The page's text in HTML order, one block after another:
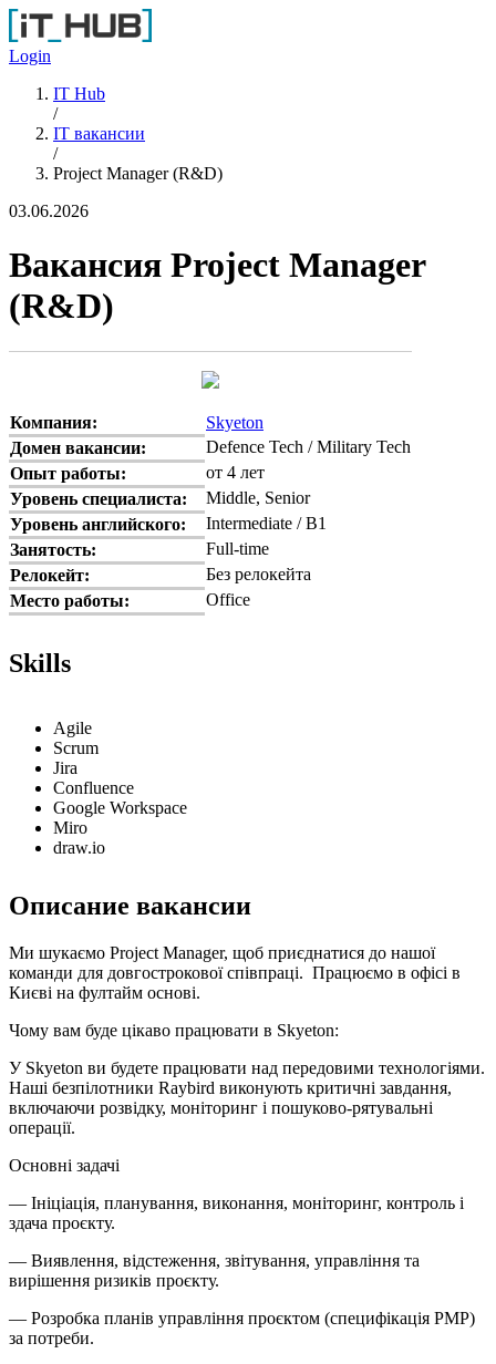
Перейти к основному содержанию
Login
IT Hub
/
IT вакансии
/
Project Manager (R&D)
03.06.2026
Вакансия Project Manager
(R&D)
Компания:
Skyeton
Домен вакансии:
Defence Tech / Military Tech
Опыт работы:
от 4 лет
Уровень специалиста:
Middle, Senior
Уровень английского:
Intermediate / B1
Занятость:
Full-time
Релокейт:
Без релокейта
Место работы:
Office
Skills
Agile
Scrum
Jira
Confluence
Google Workspace
Miro
draw.io
Описание вакансии
Ми шукаємо Project Manager, щоб приєднатися до нашої
команди для довгострокової співпраці. Працюємо в офісі в
Києві на фултайм основі.
Чому вам буде цікаво працювати в Skyeton:
У Skyeton ви будете працювати над передовими технологіями.
Наші безпілотники Raybird виконують критичні завдання,
включаючи розвідку, моніторинг і пошуково-рятувальні
операції.
Основні задачі
— Ініціація, планування, виконання, моніторинг, контроль і
здача проєкту.
— Виявлення, відстеження, звітування, управління та
вирішення ризиків проєкту.
— Розробка планів управління проєктом (специфікація PMP)
за потреби.